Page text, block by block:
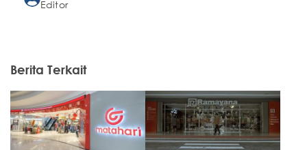
Editor
Berita Terkait